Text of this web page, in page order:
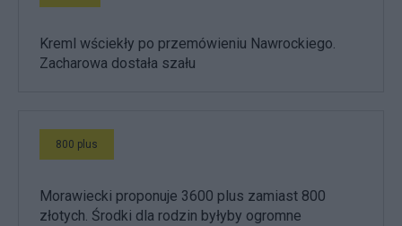
Kreml wściekły po przemówieniu Nawrockiego.
Zacharowa dostała szału
800 plus
Morawiecki proponuje 3600 plus zamiast 800
złotych. Środki dla rodzin byłyby ogromne